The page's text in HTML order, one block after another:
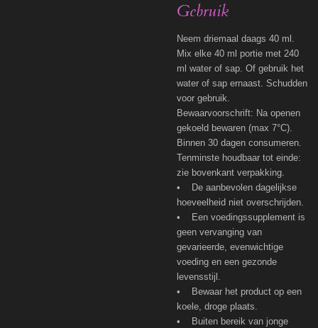
Gebruik
Neem driemaal daags 40 ml.
Mix elke 40 ml portie met 240
ml water of sap. Of gebruik het
water of sap ernaast. Schudden
voor gebruik.
Bewaarvoorschrift: Na openen
gekoeld bewaren (max 7°C).
Binnen 30 dagen consumeren.
Tenminste houdbaar tot einde:
zie bovenkant verpakking.
• De aanbevolen dagelijkse
hoeveelheid niet overschrijden.
• Een voedingssupplement is
geen vervanging van
gevarieerde, evenwichtige
voeding en een gezonde
levensstijl.
• Bewaar het product op een
koele, droge plaats.
• Buiten bereik van jonge